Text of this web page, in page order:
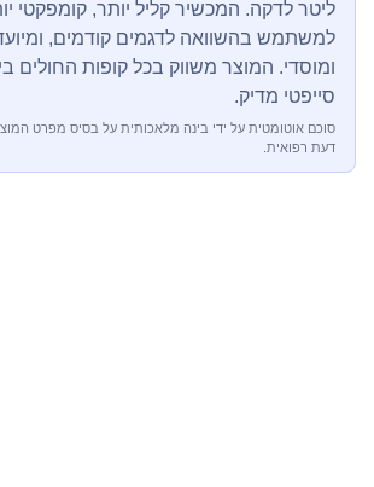
ליטר לדקה. המכשיר קליל יותר, קומפקטי
למשתמש בהשוואה לדגמים קודמים,
ומוסדי. המוצר משווק בכל קופות החולים
סייפטי מדיק.
סוכם אוטומטית על ידי בינה מלאכותית על בסיס מפרט
דעת רפואית.